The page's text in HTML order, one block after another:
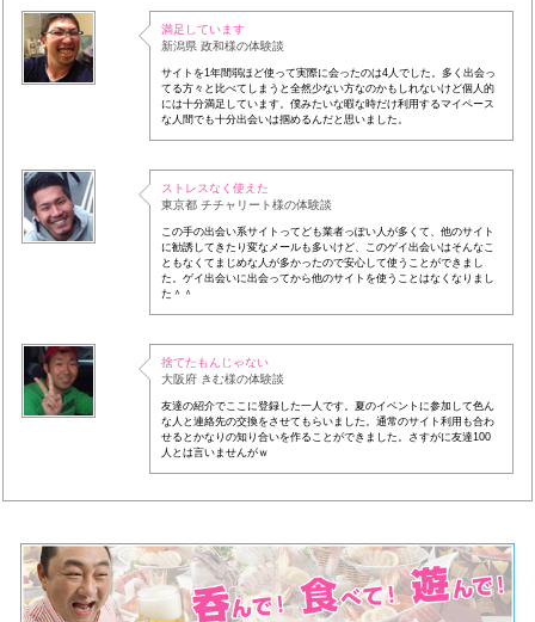
満足しています
新潟県 政和様の体験談
サイトを1年間弱ほど使って実際に会ったのは4人でした。多く出会っ
てる方々と比べてしまうと全然少ない方なのかもしれないけど個人的
には十分満足しています。僕みたいな暇な時だけ利用するマイペース
な人間でも十分出会いは掴めるんだと思いました。
ストレスなく使えた
東京都 チチャリート様の体験談
この手の出会い系サイトってども業者っぽい人が多くて、他のサイト
に勧誘してきたり変なメールも多いけど、このゲイ出会いはそんなこ
ともなくてまじめな人が多かったので安心して使うことができまし
た。ゲイ出会いに出会ってから他のサイトを使うことはなくなりまし
た＾＾
捨てたもんじゃない
大阪府 きむ様の体験談
友達の紹介でここに登録した一人です。夏のイベントに参加して色ん
な人と連絡先の交換をさせてもらいました。通常のサイト利用も合わ
せるとかなりの知り合いを作ることができました。さすがに友達100
人とは言いませんがｗ